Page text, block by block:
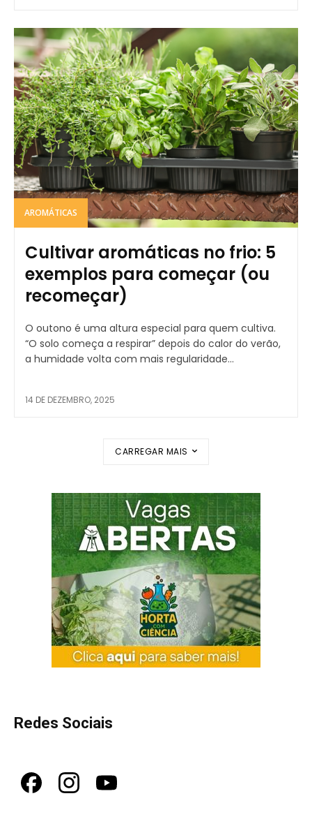
AROMÁTICAS
Cultivar aromáticas no frio: 5
exemplos para começar (ou
recomeçar)
O outono é uma altura especial para quem cultiva.
“O solo começa a respirar” depois do calor do verão,
a humidade volta com mais regularidade...
14 DE DEZEMBRO, 2025
CARREGAR MAIS
Redes Sociais